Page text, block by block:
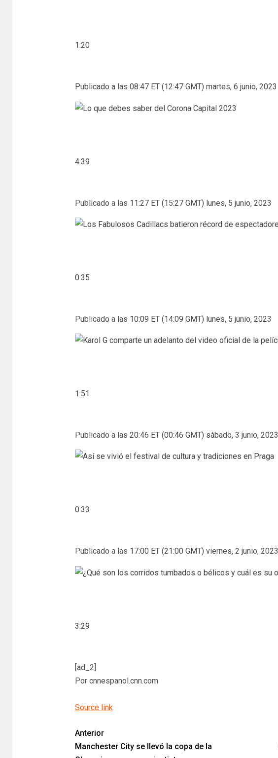
1:20
Publicado a las 08:47 ET (12:47 GMT) martes, 6 junio, 2023
4:39
Publicado a las 11:27 ET (15:27 GMT) lunes, 5 junio, 2023
0:35
Publicado a las 10:09 ET (14:09 GMT) lunes, 5 junio, 2023
1:51
Publicado a las 20:46 ET (00:46 GMT) sábado, 3 junio, 2023
0:33
Publicado a las 17:00 ET (21:00 GMT) viernes, 2 junio, 2023
3:29
[ad_2]
Por cnnespanol.cnn.com
Source link
Anterior
Manchester City se llevó la copa de la